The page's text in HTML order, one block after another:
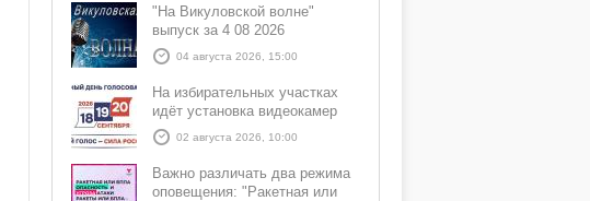
"На Викуловской волне"
выпуск за 4 08 2026
04 августа 2026, 15:00
На избирательных участках
идёт установка видеокамер
02 августа 2026, 10:00
Важно различать два режима
оповещения: "Ракетная или